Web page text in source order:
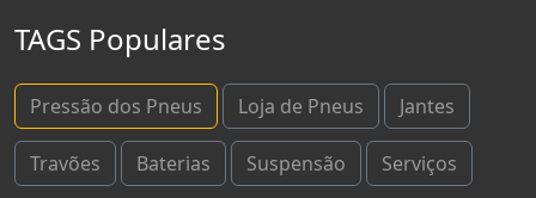
TAGS Populares
Pressão dos Pneus Loja de Pneus Jantes
Travões Baterias Suspensão Serviços